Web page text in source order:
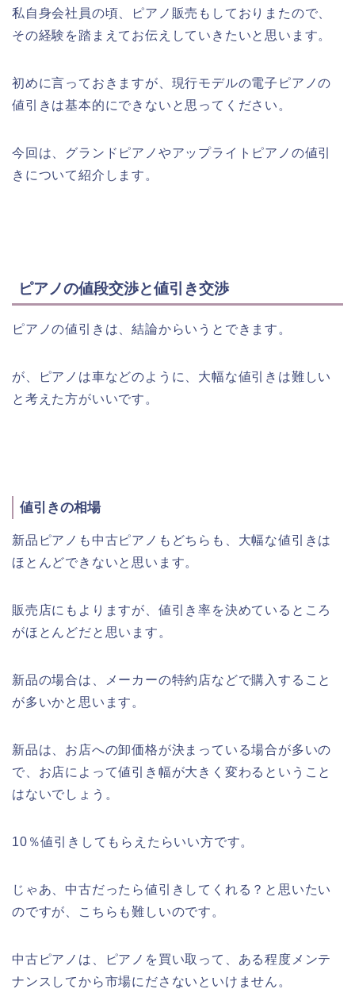
私自身会社員の頃、ピアノ販売もしておりまたので、
その経験を踏まえてお伝えしていきたいと思います。
初めに言っておきますが、現行モデルの電子ピアノの
値引きは基本的にできないと思ってください。
今回は、グランドピアノやアップライトピアノの値引
きについて紹介します。
ピアノの値段交渉と値引き交渉
ピアノの値引きは、結論からいうとできます。
が、ピアノは車などのように、大幅な値引きは難しい
と考えた方がいいです。
値引きの相場
新品ピアノも中古ピアノもどちらも、大幅な値引きは
ほとんどできないと思います。
販売店にもよりますが、値引き率を決めているところ
がほとんどだと思います。
新品の場合は、メーカーの特約店などで購入すること
が多いかと思います。
新品は、お店への卸価格が決まっている場合が多いの
で、お店によって値引き幅が大きく変わるということ
はないでしょう。
10％値引きしてもらえたらいい方です。
じゃあ、中古だったら値引きしてくれる？と思いたい
のですが、こちらも難しいのです。
中古ピアノは、ピアノを買い取って、ある程度メンテ
ナンスしてから市場にださないといけません。